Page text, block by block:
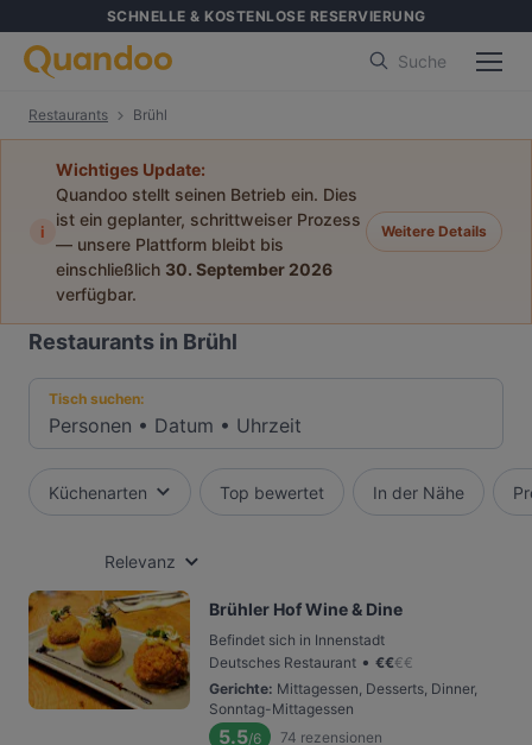
SCHNELLE & KOSTENLOSE RESERVIERUNG
Suche
Restaurants Brühl
i
Wichtiges Update:
Quandoo stellt seinen Betrieb ein. Dies
ist ein geplanter, schrittweiser Prozess
— unsere Plattform bleibt bis
einschließlich 30. September 2026
verfügbar.
Weitere Details
Restaurants in Brühl
Tisch suchen:
Personen • Datum • Uhrzeit
Küchenarten Top bewertet In der Nähe
Relevanz
Brühler Hof Wine & Dine
Befindet sich in Innenstadt
Deutsches Restaurant • €€€€
Gerichte: Mittagessen, Desserts, Dinner,
Sonntag-Mittagessen
5.5/6 74 rezensionen